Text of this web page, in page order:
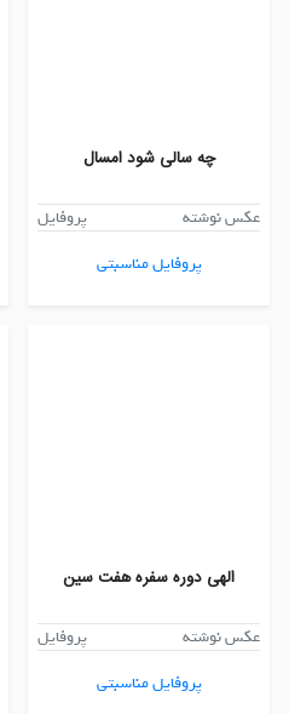
چه سالی شود امسال
عکس نوشته
پروفایل
پروفایل مناسبتی
الهی دوره سفره هفت سین
عکس نوشته
پروفایل
پروفایل مناسبتی